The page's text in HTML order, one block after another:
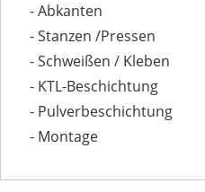
- Abkanten
- Stanzen /Pressen
- Schweißen / Kleben
- KTL-Beschichtung
- Pulverbeschichtung
- Montage